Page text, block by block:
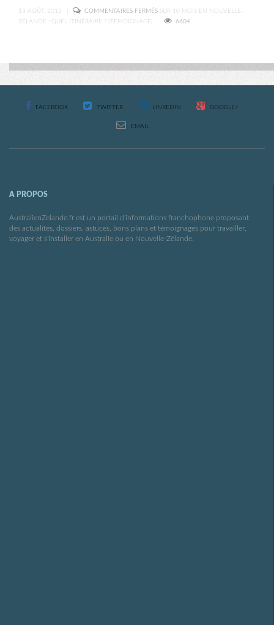
13 AOÛT, 2012 COMMENTAIRES FERMÉS SUR 10 MOIS EN NOUVELLE-
ZÉLANDE : QUEL ITINÉRAIRE ? (TÉMOIGNAGE)
6604
FACEBOOK TWITTER LINKEDIN GOOGLE+
EMAIL
A PROPOS
AustralienZelande.fr est un portail d’informations franchophone proposant
des actualités, dossiers, astuces, bons plans et témoignages pour travailler,
voyager et s'installer en Australie ou en Nouvelle-Zélande.